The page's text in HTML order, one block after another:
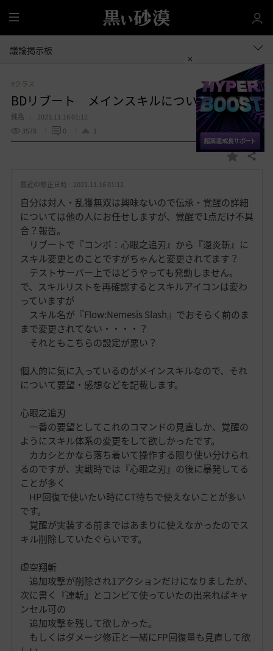
全
体
議論掲示板
#クラス
BDリブート メインスキルについて要望など
鈍亀
2021.11.16 01:12
3578
0 1
お
入
り
共有する
最近の修正日時 : 2021.11.16 01:12
自分は対人・乱獲無双は興味ないので伝承・覚醒の詳細
については他の人にお任せしますが、覚醒で1点だけ不具
合？報告。
リブートで『コンボ：心眼之追刃』から『還炎斬』に
スキル変更とのことですがちゃんと変更されてます？
テストサーバー上ではどうやっても発動しません。
で、スキルリストを再確認するとスキルアイコンは変わ
っていますが
スキル名が『Flow:Nemesis Slash』でおそらく前のま
まで変更されてない・・・・？
それともこちらの設定が悪い？
個人的に気に入っているのがメインスキルなので、それ
について要望・感想などを記載します。
心眼之追刃
一番の要望としてこれのコマンドの見直しか、覚醒の
ようにスキル体系の変更をして欲しかったです。
カカシとかなら落ち着いて操作する限り使い分けられ
るのですが、実戦時では『心眼之刃』の後に暴発してる
ことが多く
HP回復で使いたい時にCT待ちで使えないことが多い
です。
覚醒が実装する前まではあまりに使えなかったのでス
キル削除していたぐらいです。
虚空翔斬
追加攻撃が削除され1アクションだけになりましたが、
次に書く『連斬』とコンビて使っていたの出来ればキャ
ンセル可の
追加攻撃を残して欲しかった。
もしくはダメージ修正と一緒にFP回復量も見直して欲